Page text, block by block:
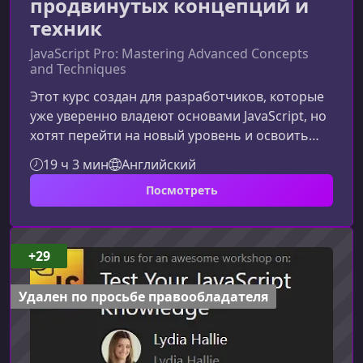
продвинутых концепций и
техник
JavaScript Pro: Mastering Advanced Concepts
and Techniques
Этот курс создан для разработчиков, которые
уже уверенно владеют основами JavaScript, но
хотят перейти на новый уровень и освоить
действительно продвинутые концепции.
Материал курса помогает не просто понять
сложные аспекты языка, но и научиться
обучение максимально практичным и
полезным для вашей карьеры.Что делает этот
курс уникальнымJavaScript Pro — это не просто
набор уроков по продвинутым темам
19 ч 3 мин Английский
Посмотреть
+29
Удален по просьбе правообладателя